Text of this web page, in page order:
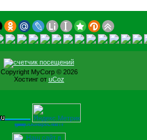
Copyright MyCorp © 2026
Хостинг от uCoz